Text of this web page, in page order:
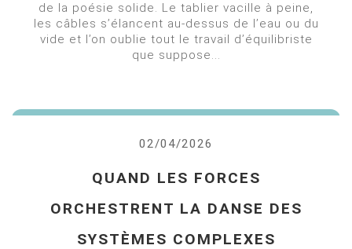
de la poésie solide. Le tablier vacille à peine,
les câbles s’élancent au-dessus de l’eau ou du
vide et l’on oublie tout le travail d’équilibriste
que suppose...
02/04/2026
QUAND LES FORCES
ORCHESTRENT LA DANSE DES
SYSTÈMES COMPLEXES